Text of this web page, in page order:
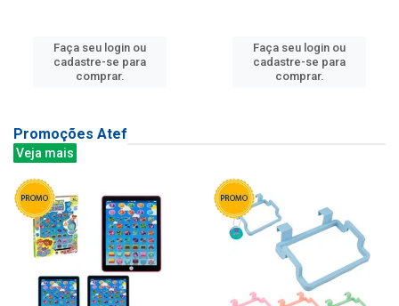
Faça seu login ou
cadastre-se para
comprar.
Faça seu login ou
cadastre-se para
comprar.
Promoções Atef
Veja mais